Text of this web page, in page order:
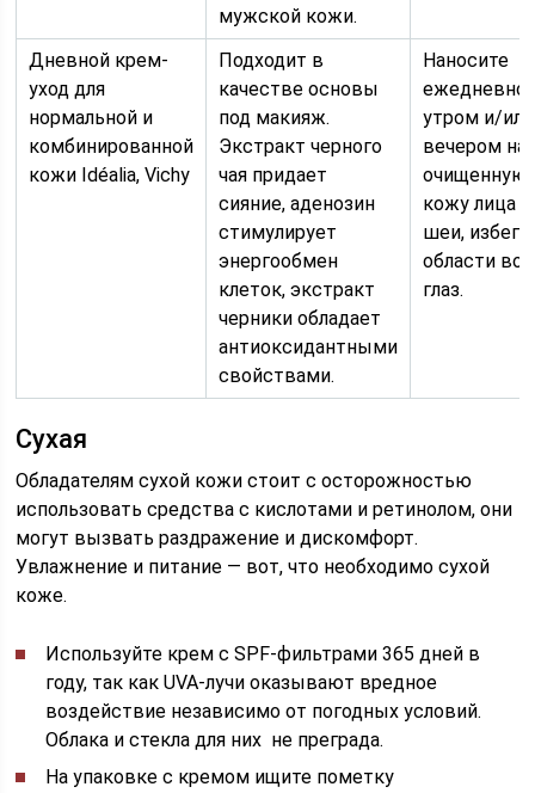
мужской кожи.
Дневной крем-
уход для
нормальной и
комбинированной
кожи Idéalia, Vichy
Подходит в
качестве основы
под макияж.
Экстракт черного
чая придает
сияние, аденозин
стимулирует
энергообмен
клеток, экстракт
черники обладает
антиоксидантными
свойствами.
Наносите
ежедневно
утром и/или
вечером на
очищенную
кожу лица и
шеи,
области
глаз.
Сухая
Обладателям сухой кожи стоит с осторожностью
использовать средства с кислотами и ретинолом, они
могут вызвать раздражение и дискомфорт.
Увлажнение и питание — вот, что необходимо сухой
коже.
Используйте крем с SPF-фильтрами 365 дней в
году, так как UVA-лучи оказывают вредное
воздействие независимо от погодных условий.
Облака и стекла для них не преграда.
На упаковке с кремом ищите пометку